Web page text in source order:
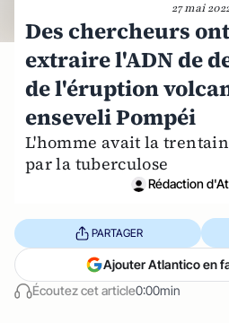
27 mai
Des chercheurs
extraire l'ADN de
de l'éruption
enseveli Pompéi
L'homme avait la
par la tuberculose
Rédaction
Écoutez cet article0:00min
PARTAGER
Ajouter Atlantico en